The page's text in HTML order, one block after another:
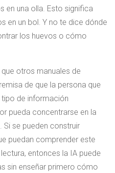
en una olla. Esto significa
en un bol. Y no te dice dónde
los huevos o cómo
otros manuales de
de que la persona que
de información
pueda concentrarse en la
Si se pueden construir
puedan comprender este
entonces la IA puede
sin enseñar primero cómo